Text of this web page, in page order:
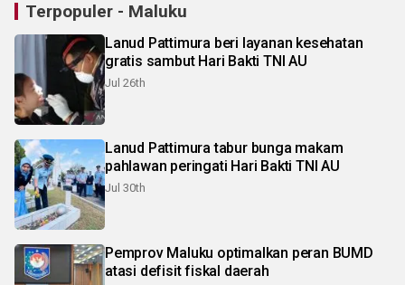
Terpopuler - Maluku
Lanud Pattimura beri layanan kesehatan
gratis sambut Hari Bakti TNI AU
Jul 26th
Lanud Pattimura tabur bunga makam
pahlawan peringati Hari Bakti TNI AU
Jul 30th
Pemprov Maluku optimalkan peran BUMD
atasi defisit fiskal daerah